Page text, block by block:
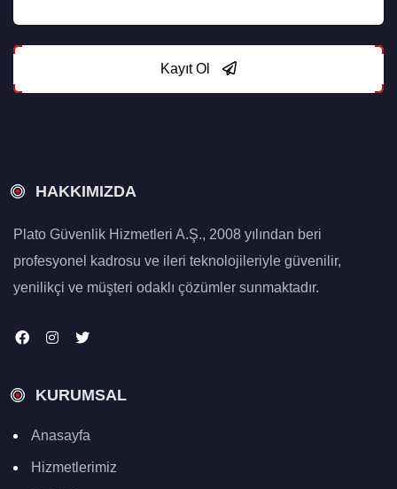
Kayıt Ol
HAKKIMIZDA
Plato Güvenlik Hizmetleri A.Ş., 2008 yılından beri
profesyonel kadrosu ve ileri teknolojileriyle güvenilir,
yenilikçi ve müşteri odaklı çözümler sunmaktadır.
KURUMSAL
Anasayfa
Hizmetlerimiz